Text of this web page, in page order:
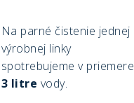
Na parné čistenie jednej
výrobnej linky
spotrebujeme v priemere
3 litre vody.